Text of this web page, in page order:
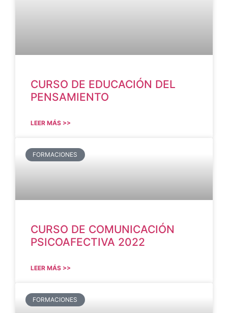
CURSO DE EDUCACIÓN DEL
PENSAMIENTO
LEER MÁS >>
FORMACIONES
CURSO DE COMUNICACIÓN
PSICOAFECTIVA 2022
LEER MÁS >>
FORMACIONES